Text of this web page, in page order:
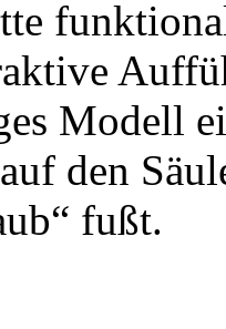
Modell
den
fußt.